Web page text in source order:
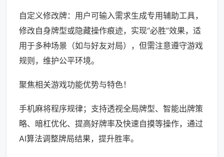
自定义修改牌：用户可输入需求生成专用辅助工具，
修改自身牌型或隐藏操作痕迹，实现“必胜”效果，适
用于多种场景（如与好友对局），但需注意遵守游戏
规则，维护公平环境。
聚焦相关游戏功能优势与特色！
手机麻将程序规律；支持透视全局牌型、智能出牌策
略、暗杠优化、提高好牌率及快速自摸等操作，通过
AI算法调整牌局结果，提升胜率。